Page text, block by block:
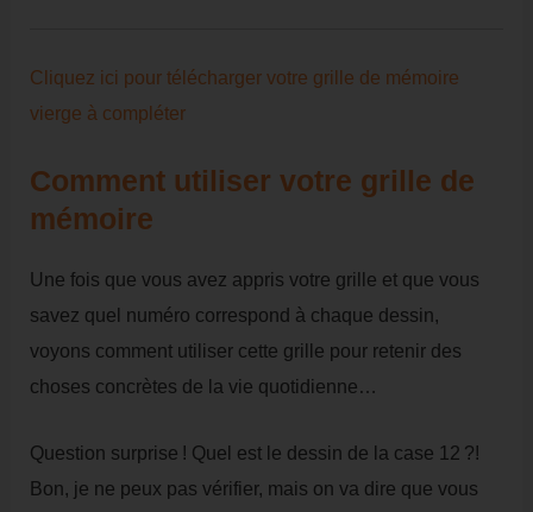
Cliquez ici pour télécharger votre grille de mémoire
vierge à compléter
Comment utiliser votre grille de
mémoire
Une fois que vous avez appris votre grille et que vous
savez quel numéro correspond à chaque dessin,
voyons comment utiliser cette grille pour retenir des
choses concrètes de la vie quotidienne…
Question surprise ! Quel est le dessin de la case 12 ?!
Bon, je ne peux pas vérifier, mais on va dire que vous